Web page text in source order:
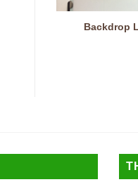
Backdrop